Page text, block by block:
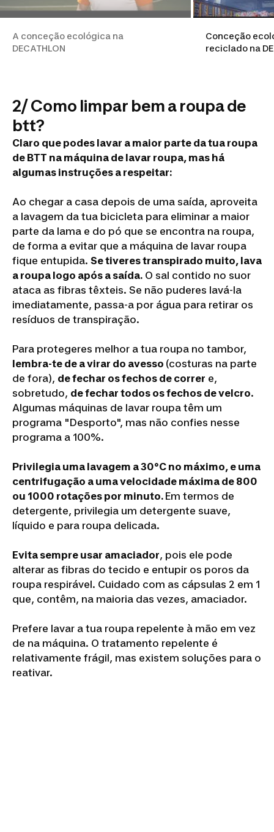
A conceção ecológica na
DECATHLON
Conceção
reciclado na
2/ Como limpar bem a roupa de
btt?
Claro que podes lavar a maior parte da tua roupa
de BTT na máquina de lavar roupa, mas há
algumas instruções a respeitar:
Ao chegar a casa depois de uma saída, aproveita
a lavagem da tua bicicleta para eliminar a maior
parte da lama e do pó que se encontra na roupa,
de forma a evitar que a máquina de lavar roupa
fique entupida. Se tiveres transpirado muito, lava
a roupa logo após a saída. O sal contido no suor
ataca as fibras têxteis. Se não puderes lavá-la
imediatamente, passa-a por água para retirar os
resíduos de transpiração.
Para protegeres melhor a tua roupa no tambor,
lembra-te de a virar do avesso (costuras na parte
de fora), de fechar os fechos de correr e,
sobretudo, de fechar todos os fechos de velcro.
Algumas máquinas de lavar roupa têm um
programa "Desporto", mas não confies nesse
programa a 100%.
Privilegia uma lavagem a 30°C no máximo, e uma
centrifugação a uma velocidade máxima de 800
ou 1000 rotações por minuto. Em termos de
detergente, privilegia um detergente suave,
líquido e para roupa delicada.
Evita sempre usar amaciador, pois ele pode
alterar as fibras do tecido e entupir os poros da
roupa respirável. Cuidado com as cápsulas 2 em 1
que, contêm, na maioria das vezes, amaciador.
Prefere lavar a tua roupa repelente à mão em vez
de na máquina. O tratamento repelente é
relativamente frágil, mas existem soluções para o
reativar.